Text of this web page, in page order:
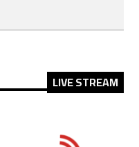
LIVE STREAM